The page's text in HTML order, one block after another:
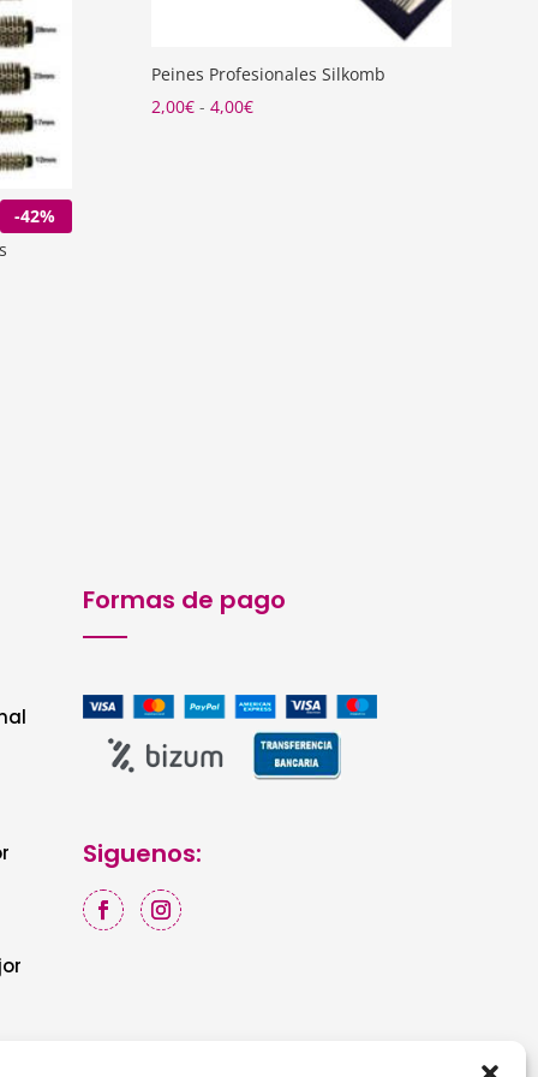
-42%
Peines Profesionales Silkomb
2,00€ - 4,00€Rango
Formas de pago
Siguenos: